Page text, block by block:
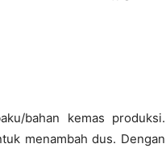
bahan kemas produksi.
menambah dus. Dengan